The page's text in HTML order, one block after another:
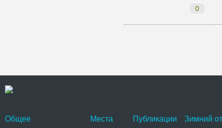
0
Общее Места Публикации Зимний